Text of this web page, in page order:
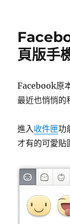
頁版手
Facebook原
最近也悄悄的
進入收件匣功
才有的可愛貼